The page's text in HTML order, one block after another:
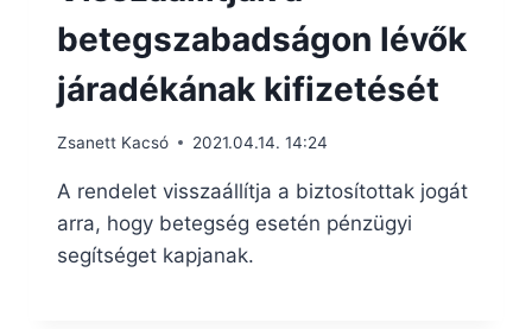
betegszabadságon lévők
járadékának kifizetését
Zsanett Kacsó 2021.04.14. 14:24
A rendelet visszaállítja a biztosítottak jogát
arra, hogy betegség esetén pénzügyi
segítséget kapjanak.